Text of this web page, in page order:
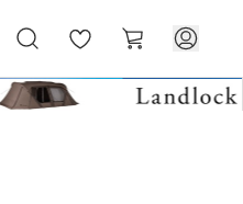
気
に
ー
ト